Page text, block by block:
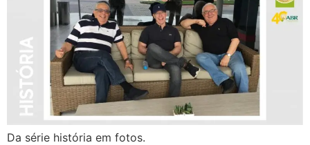
Da série história em fotos.